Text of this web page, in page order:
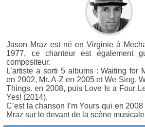
Jason Mraz est né en Virginie à
1977, ce chanteur est également
compositeur.
L’artiste a sorti 5 albums : Waiting for
en 2002, Mr. A-Z en 2005 et We Sing.
Things. en 2008, puis Love Is a Four
Yes! (2014).
C’est la chanson I’m Yours qui en
Mraz sur le devant de la scène